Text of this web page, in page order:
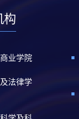
构
业学院
法律学